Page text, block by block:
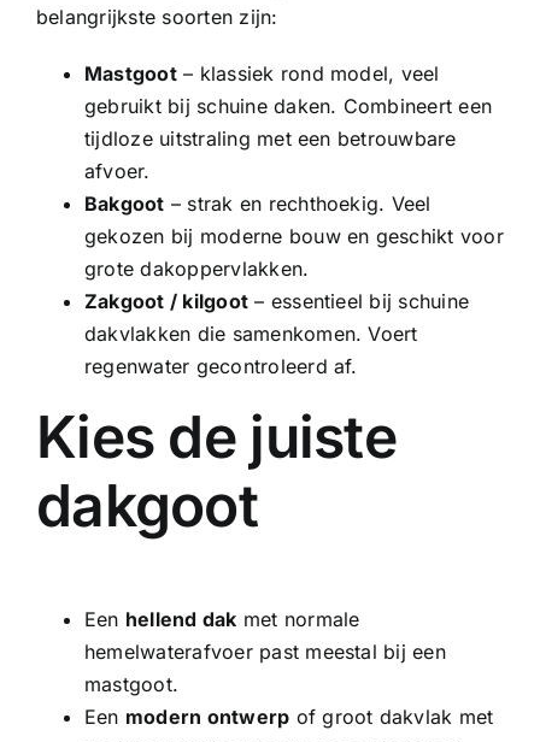
belangrijkste soorten zijn:
Mastgoot– klassiek rond model, veel
gebruikt bij schuine daken. Combineert een
tijdloze uitstraling met een betrouwbare
afvoer.
Bakgoot – strak en rechthoekig. Veel
gekozen bij moderne bouw en geschikt voor
grote dakoppervlakken.
Zakgoot / kilgoot – essentieel bij schuine
dakvlakken die samenkomen. Voert
regenwater gecontroleerd af.
Kies de juiste
dakgoot
Een hellend dak met normale
hemelwaterafvoer past meestal bij een
mastgoot.
Een modern ontwerp of groot dakvlak met